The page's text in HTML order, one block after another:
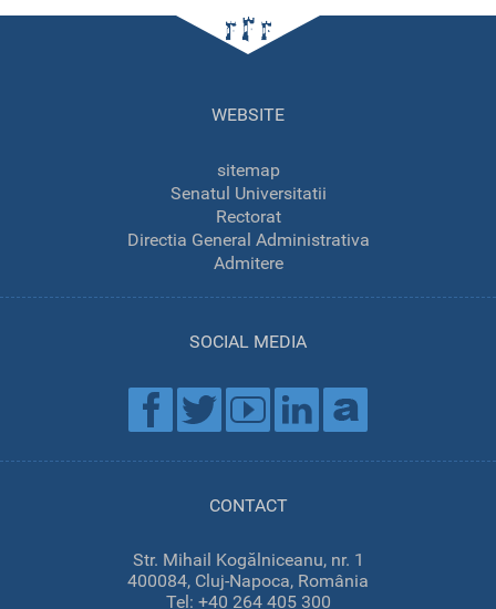
WEBSITE
sitemap
Senatul Universitatii
Rectorat
Directia General Administrativa
Admitere
SOCIAL MEDIA
CONTACT
Str. Mihail Kogălniceanu, nr. 1
400084, Cluj-Napoca, România
Tel: +40 264 405 300